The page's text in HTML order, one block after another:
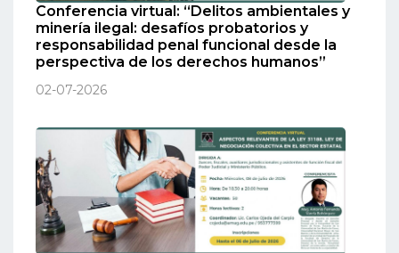
Conferencia virtual: “Delitos ambientales y
minería ilegal: desafíos probatorios y
responsabilidad penal funcional desde la
perspectiva de los derechos humanos”
02-07-2026